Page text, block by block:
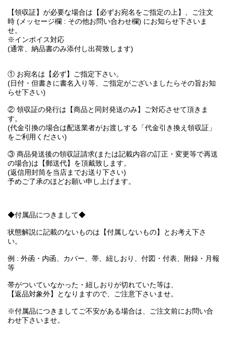
【領収証】が必要な場合は【必ずお宛名をご指定の上】、ご注文
時 (メッセージ欄 : その他お問い合わせ欄) にお知らせ下さいま
せ。
※インボイス対応
(通常、納品書のみ添付し出荷致します)
① お宛名は【必ず】ご指定下さい。
(日付・但書きに書名入り等、ご指定がございましたらその旨お知
らせ下さい)
② 領収証の発行は【商品と同封発送のみ】ご対応させて頂きま
す。
(代金引換の場合は配送業者がお渡しする「代金引き換え領収証」
をご利用ください)
③ 商品発送後の領収証請求(または記載内容の訂正・変更等で再送
の場合)は【郵送代】を頂戴致します。
(返信用封筒を当店までお送り下さい)
予めご了承のほどお願い申し上げます。
◆付属品につきまして◆
状態解説に記載のないものは【付属しないもの】とお考え下さ
い。
例 : 外函・内函、カバー、帯、紐しおり、付図・付表、附録・月報
等
帯がついていなかった・紐しおりが切れていた等は、
【返品対象外】となりますので、ご注意下さいませ。
※付属品につきましてご不安がある場合は、ご注文前にお問い合
わせ下さいませ。